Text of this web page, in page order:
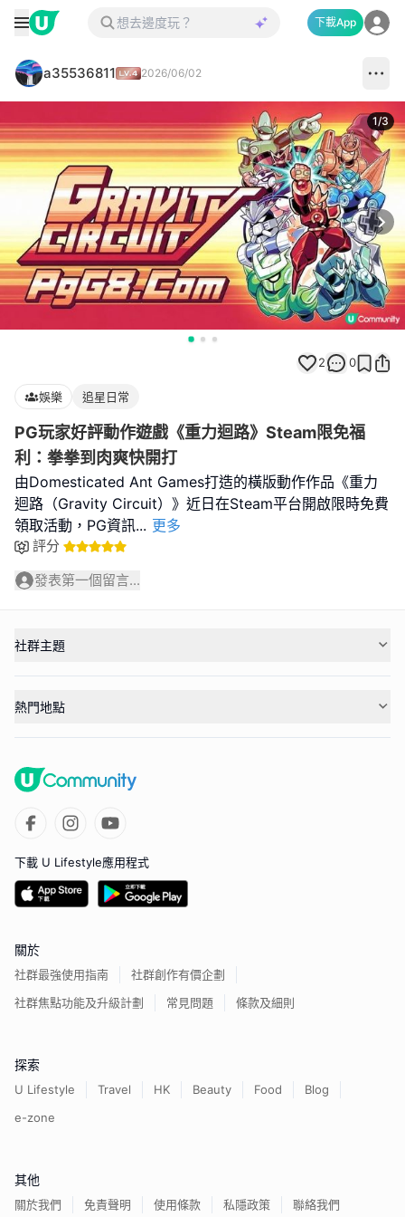
下載App
a35536811 2026/06/02
1/3
2 0
娛樂 追星日常
PG玩家好評動作遊戲《重力迴路》Steam限免福
利：拳拳到肉爽快開打
由Domesticated Ant Games打造的橫版動作作品《重力
迴路（Gravity Circuit）》近日在Steam平台開啟限時免費
領取活動，PG資訊... 更多
評分
發表第一個留言...
社群主題
熱門地點
下載 U Lifestyle應用程式
關於
社群最強使用指南
社群創作有價企劃
社群焦點功能及升級計劃
常見問題 條款及細則
探索
U Lifestyle Travel HK Beauty Food
Blog
e-zone
其他
關於我們 免責聲明 使用條款 私隱政策 聯絡我們